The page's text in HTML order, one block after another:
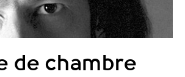
de chambre